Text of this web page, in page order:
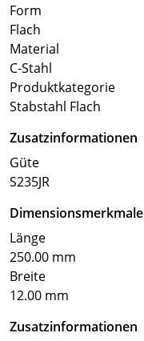
Form
Flach
Material
C-Stahl
Produktkategorie
Stabstahl Flach
Zusatzinformationen
Güte
S235JR
Dimensionsmerkmale
Länge
250.00 mm
Breite
12.00 mm
Zusatzinformationen